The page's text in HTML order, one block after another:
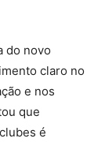
do novo
claro no
e nos
que
é